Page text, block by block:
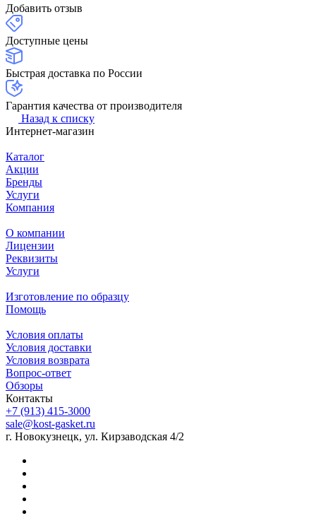
Добавить отзыв
Доступные цены
Быстрая доставка по России
Гарантия качества от производителя
Назад к списку
Интернет-магазин
Каталог
Акции
Бренды
Услуги
Компания
О компании
Лицензии
Реквизиты
Услуги
Изготовление по образцу
Помощь
Условия оплаты
Условия доставки
Условия возврата
Вопрос-ответ
Обзоры
Контакты
+7 (913) 415-3000
sale@kost-gasket.ru
г. Новокузнецк, ул. Кирзаводская 4/2